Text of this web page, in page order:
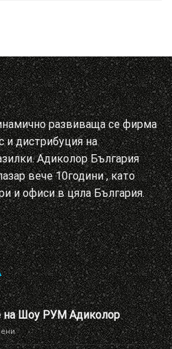
развиваща се фирма
и дистрибуция на
Адиколор България
вече 10години , като
и офиси в цяла България.
на Шоу РУМ Адиколор
за
Ново